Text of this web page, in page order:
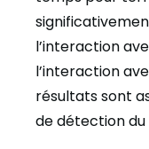
l’interaction
l’interaction
résultats sont
de détection du